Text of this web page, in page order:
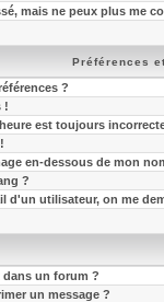
mais ne peux plus me
Préférences
?
!
est toujours
en-dessous de mon
?
d'un utilisateur, on me
un forum ?
un message ?